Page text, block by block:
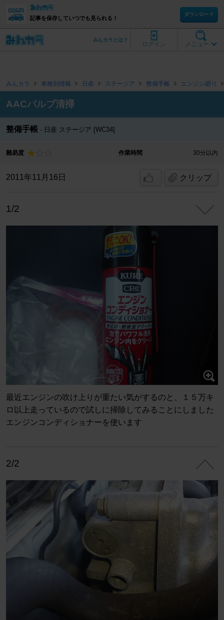
記事を保存していつでも見られる！
ダウンロード
メニュー
ログイン
みんカラとは？
みんカラ 車種別情報 日産 ステージア 整備手帳 エンジン廻り
AACバルブ清掃
整備手帳 日産 ステージア [WC34]
難易度 作業時間 30分以内
2011年11月16日 クリップ
1/2
最近エンジンの吹け上りが重たい気がするのと、１５万キ
ロ以上走っているので試しに掃除してみることにしました
エンジンコンディショナーを使います
2/2